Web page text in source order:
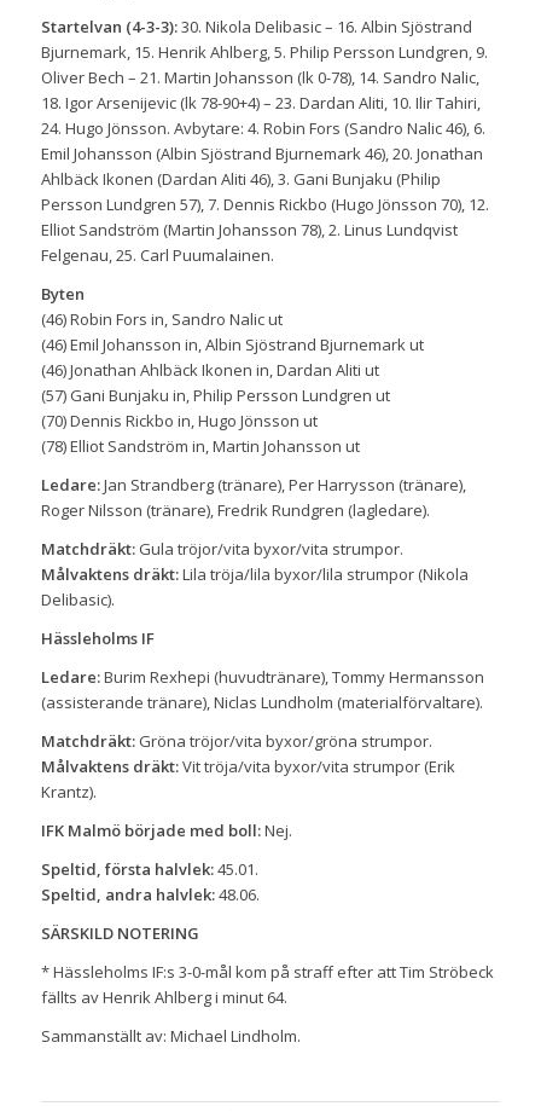
Startelvan (4-3-3):30. Nikola Delibasic – 16. Albin Sjöstrand
Bjurnemark, 15. Henrik Ahlberg, 5. Philip Persson Lundgren, 9.
Oliver Bech – 21. Martin Johansson (lk 0-78), 14. Sandro Nalic,
18. Igor Arsenijevic (lk 78-90+4) – 23. Dardan Aliti, 10. Ilir Tahiri,
24. Hugo Jönsson. Avbytare: 4. Robin Fors (Sandro Nalic 46), 6.
Emil Johansson (Albin Sjöstrand Bjurnemark 46), 20. Jonathan
Ahlbäck Ikonen (Dardan Aliti 46), 3. Gani Bunjaku (Philip
Persson Lundgren 57), 7. Dennis Rickbo (Hugo Jönsson 70), 12.
Elliot Sandström (Martin Johansson 78), 2. Linus Lundqvist
Felgenau, 25. Carl Puumalainen.
Byten
(46) Robin Fors in, Sandro Nalic ut
(46) Emil Johansson in, Albin Sjöstrand Bjurnemark ut
(46) Jonathan Ahlbäck Ikonen in, Dardan Aliti ut
(57) Gani Bunjaku in, Philip Persson Lundgren ut
(70) Dennis Rickbo in, Hugo Jönsson ut
(78) Elliot Sandström in, Martin Johansson ut
Ledare:Jan Strandberg (tränare), Per Harrysson (tränare),
Roger Nilsson (tränare), Fredrik Rundgren (lagledare).
Matchdräkt:Gula tröjor/vita byxor/vita strumpor.
Målvaktens dräkt:Lila tröja/lila byxor/lila strumpor (Nikola
Delibasic).
Hässleholms IF
Ledare:Burim Rexhepi (huvudtränare), Tommy Hermansson
(assisterande tränare), Niclas Lundholm (materialförvaltare).
Matchdräkt:Gröna tröjor/vita byxor/gröna strumpor.
Målvaktens dräkt:Vit tröja/vita byxor/vita strumpor (Erik
Krantz).
IFK Malmö började med boll:Nej.
Speltid, första halvlek:45.01.
Speltid, andra halvlek:48.06.
SÄRSKILD NOTERING
* Hässleholms IF:s 3-0-mål kom på straff efter att Tim Ströbeck
fällts av Henrik Ahlberg i minut 64.
Sammanställt av: Michael Lindholm.